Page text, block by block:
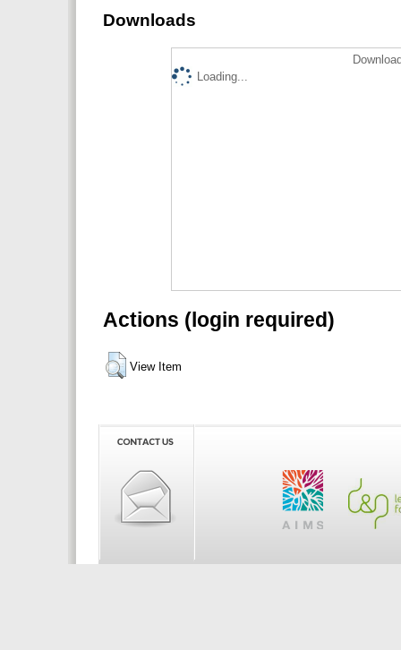
Downloads
Loading...
Actions (login required)
View Item